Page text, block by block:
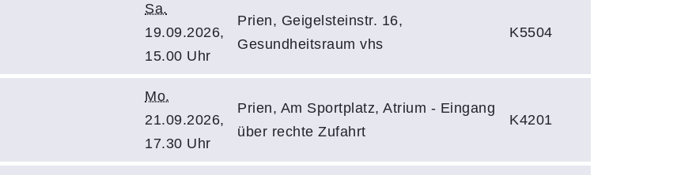
Sa.
19.09.2026,
15.00 Uhr
Prien, Geigelsteinstr. 16,
Gesundheitsraum vhs
K5504
Mo.
21.09.2026,
17.30 Uhr
Prien, Am Sportplatz, Atrium - Eingang
über rechte Zufahrt
K4201